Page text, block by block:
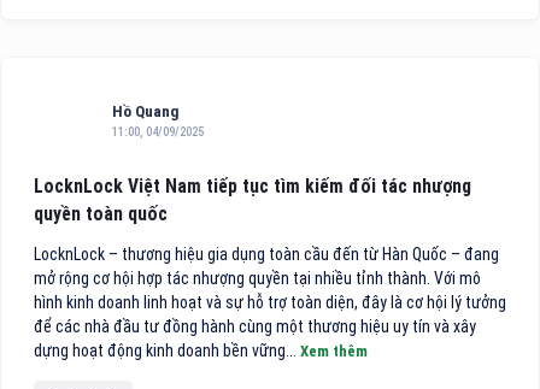
Hồ Quang
11:00, 04/09/2025
LocknLock Việt Nam tiếp tục tìm kiếm đối tác nhượng
quyền toàn quốc
LocknLock – thương hiệu gia dụng toàn cầu đến từ Hàn Quốc – đang
mở rộng cơ hội hợp tác nhượng quyền tại nhiều tỉnh thành. Với mô
hình kinh doanh linh hoạt và sự hỗ trợ toàn diện, đây là cơ hội lý tưởng
để các nhà đầu tư đồng hành cùng một thương hiệu uy tín và xây
dựng hoạt động kinh doanh bền vững... Xem thêm